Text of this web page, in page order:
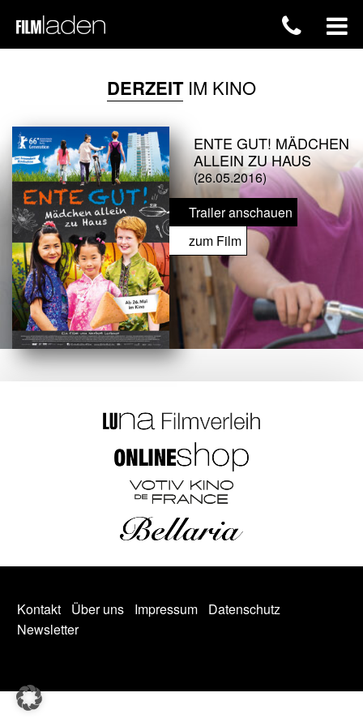
DERZEITIM KINO
ENTE GUT! MÄDCHEN
ALLEIN ZU HAUS
(26.05.2016)
Trailer anschauen
zum Film
Kontakt Über uns Impressum
Datenschutz
Newsletter